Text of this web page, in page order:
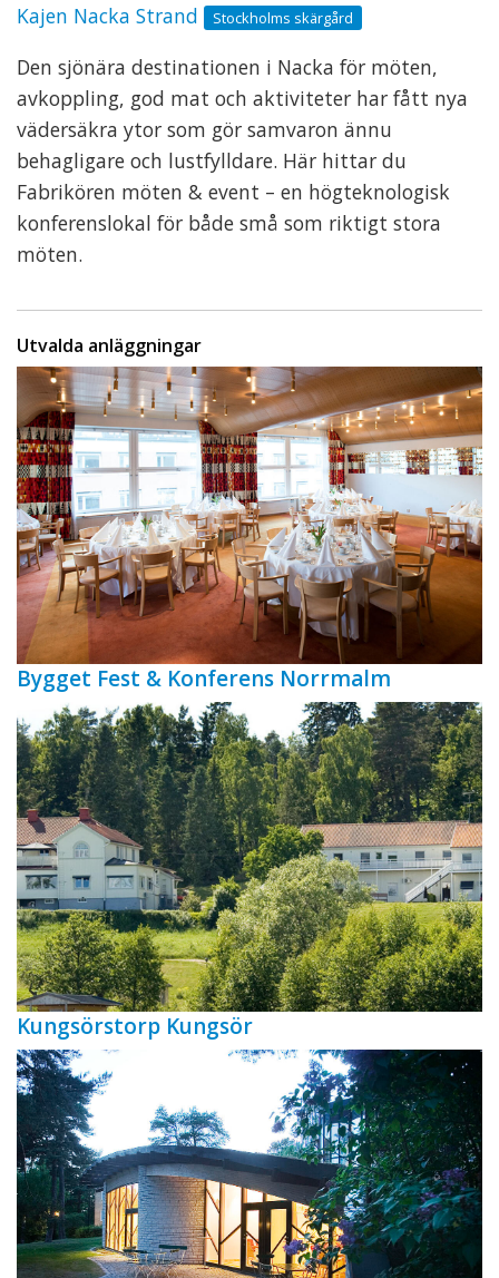
Kajen Nacka Strand Stockholms skärgård
Den sjönära destinationen i Nacka för möten,
avkoppling, god mat och aktiviteter har fått nya
vädersäkra ytor som gör samvaron ännu
behagligare och lustfylldare. Här hittar du
Fabrikören möten & event – en högteknologisk
konferenslokal för både små som riktigt stora
möten.
Utvalda anläggningar
Bygget Fest & Konferens Norrmalm
Kungsörstorp Kungsör